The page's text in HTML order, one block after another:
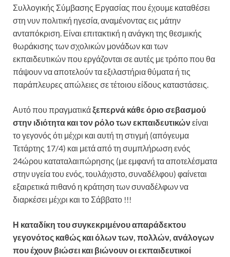
Συλλογικής Σύμβασης Εργασίας που έχουμε καταθέσει
στη νυν πολιτική ηγεσία, αναμένοντας εις μάτην
ανταπόκριση. Είναι επιτακτική η ανάγκη της θεσμικής
θωράκισης των σχολικών μονάδων και των
εκπαιδευτικών που εργάζονται σε αυτές με τρόπο που θα
πάψουν να αποτελούν τα εξιλαστήρια θύματα ή τις
παράπλευρες απώλειες σε τέτοιου είδους καταστάσεις.
Αυτό που πραγματικάξεπερνά κάθε όριο σεβασμού
στην ιδιότητα και τον ρόλο των εκπαιδευτικώνείναι
το γεγονός ότι μέχρι και αυτή τη στιγμή (απόγευμα
Τετάρτης 17/4) και μετά από τη συμπλήρωση ενός
24ώρου καταταλαιπώρησης (με εμφανή τα αποτελέσματα
στην υγεία του ενός, τουλάχιστο, συναδέλφου) φαίνεται
εξαιρετικά πιθανό η κράτηση των συναδέλφων να
διαρκέσει μέχρι και το Σάββατο !!!
Η καταδίκη του συγκεκριμένου απαράδεκτου
γεγονότος καθώς και όλων των, πολλών, ανάλογων
που έχουν βιώσει και βιώνουν οι εκπαιδευτικοί